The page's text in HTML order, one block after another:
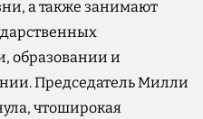
а также занимают
образовании и
Председатель Милли
чтоширокая